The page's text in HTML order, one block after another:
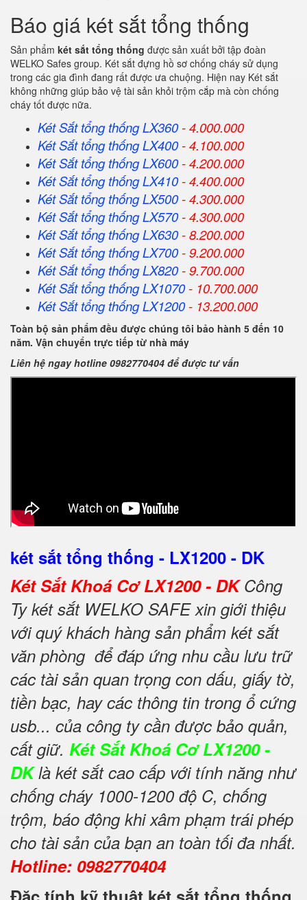
Báo giá két sắt tổng thống
Sản phẩm két sắt tổng thống được sản xuất bởi tập đoàn
WELKO Safes group. Két sắt đựng hồ sơ chống cháy sử dụng
trong các gia đình đang rất được ưa chuộng. Hiện nay Két sắt
không những giúp bảo vệ tài sản khỏi trộm cắp mà còn chống
cháy tốt được nữa.
Két Sắt tổng thống LX360- 4.000.000
Két Sắttổng thốngLX400- 4.100.000
Két Sắttổng thốngLX600- 4.200.000
Két Sắttổng thốngLX410- 4.400.000
Két Sắttổng thốngLX500- 4.300.000
Két Sắttổng thốngLX570- 4.300.000
Két Sắttổng thốngLX630- 8.200.000
Két Sắttổng thốngLX700- 9.200.000
Két Sắttổng thốngLX820- 9.700.000
Két Sắttổng thốngLX1070- 10.700.000
Két Sắttổng thốngLX1200- 13.200.000
Toàn bộ sản phẩm đều được chúng tôi bảo hành 5 đến 10
năm. Vận chuyển trực tiếp từ nhà máy
Liên hệ ngay hotline 0982770404 để được tư vấn
két sắt tổng thống - LX1200 - DK
Két Sắt Khoá Cơ LX1200 - DKCông
Ty két sắt WELKO SAFE xin giới thiệu
với quý khách hàng sản phẩm két sắt
văn phòng để đáp ứng nhu cầu lưu trữ
các tài sản quan trọng con dấu, giấy tờ,
tiền bạc, hay các thông tin trong ổ cứng
usb... của công ty cần được bảo quản,
cất giữ. Két Sắt Khoá Cơ LX1200 -
DKlà két sắt cao cấp với tính năng như
chống cháy 1000-1200 độ C, chống
trộm, báo động khi xâm phạm trái phép
cho tài sản của bạn an toàn tối đa nhất.
Hotline: 0982770404